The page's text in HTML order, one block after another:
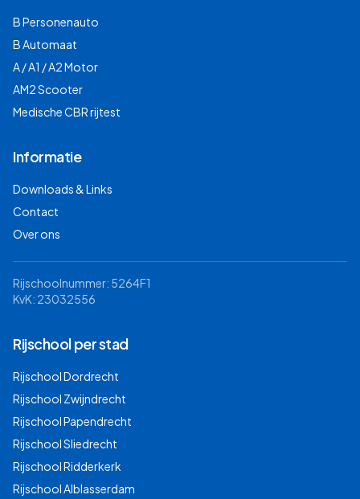
B Personenauto
B Automaat
A / A1 / A2 Motor
AM2 Scooter
Medische CBR rijtest
Informatie
Downloads & Links
Contact
Over ons
Rijschoolnummer: 5264F1
KvK: 23032556
Rijschool per stad
RijschoolDordrecht
Rijschool Zwijndrecht
RijschoolPapendrecht
RijschoolSliedrecht
RijschoolRidderkerk
RijschoolAlblasserdam